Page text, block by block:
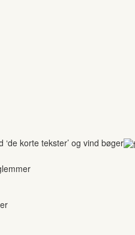
‘de korte tekster’ og vind bøger